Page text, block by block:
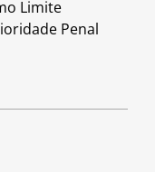
Limite
Penal